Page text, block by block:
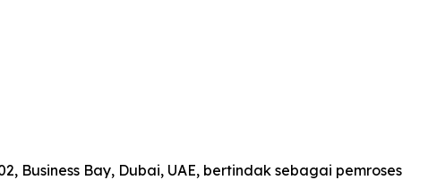
Business Bay, Dubai, UAE, bertindak sebagai pemroses